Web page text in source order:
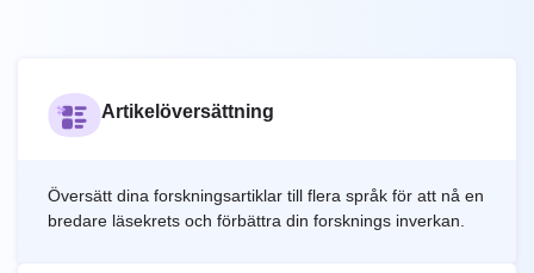
Artikelöversättning
Översätt dina forskningsartiklar till flera språk för att nå en
bredare läsekrets och förbättra din forsknings inverkan.